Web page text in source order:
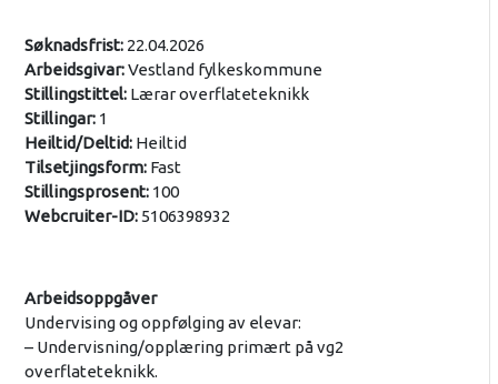
Søknadsfrist:22.04.2026
Arbeidsgivar:Vestland fylkeskommune
Stillingstittel:Lærar overflateteknikk
Stillingar:1
Heiltid/Deltid:Heiltid
Tilsetjingsform:Fast
Stillingsprosent:100
Webcruiter-ID:5106398932
Arbeidsoppgåver
Undervising og oppfølging av elevar:
– Undervisning/opplæring primært på vg2
overflateteknikk.